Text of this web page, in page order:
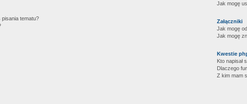
tematu?
Jak mogę
Załączniki
Jak mogę
Jak mogę
Kwestie
Kto napisał
Dlaczego
Z kim mam